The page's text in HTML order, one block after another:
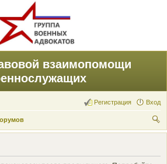
взаимопомощи
Вход
Регистрация
ои